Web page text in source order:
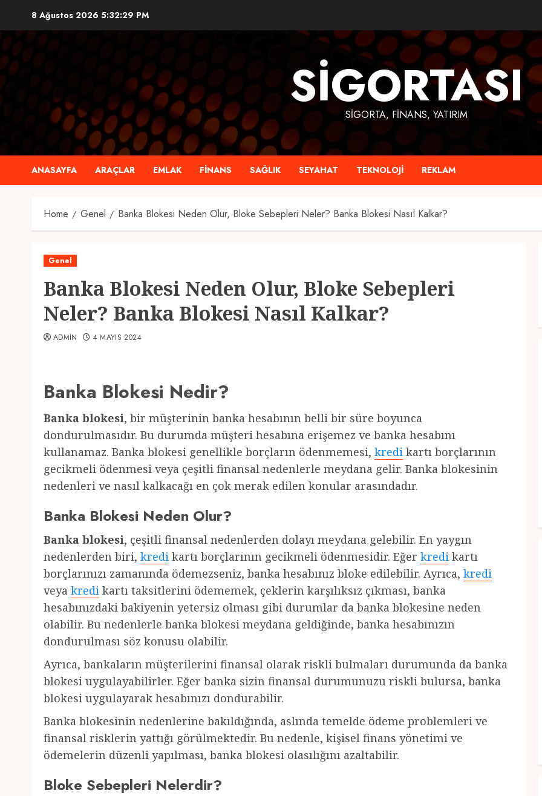
content
8 Ağustos 2026 5:32:30 PM
SIGORTASI
SIGORTA, FINANS, YATIRIM
ANASAYFA ARAÇLAR EMLAK FINANS SAĞLIK SEYAHAT TEKNOLOJI REKLAM
Home Genel Banka Blokesi Neden Olur, Bloke Sebepleri Neler? Banka Blokesi Nasıl Kalkar?
Genel
Banka Blokesi Neden Olur, Bloke Sebepleri
Neler? Banka Blokesi Nasıl Kalkar?
ADMIN 4 MAYIS 2024
Banka Blokesi Nedir?
Banka blokesi, bir müşterinin banka hesabının belli bir süre boyunca
dondurulmasıdır. Bu durumda müşteri hesabına erişemez ve banka hesabını
kullanamaz. Banka blokesi genellikle borçların ödenmemesi, kredi kartı borçlarının
gecikmeli ödenmesi veya çeşitli finansal nedenlerle meydana gelir. Banka blokesinin
nedenleri ve nasıl kalkacağı en çok merak edilen konular arasındadır.
Banka Blokesi Neden Olur?
Banka blokesi, çeşitli finansal nedenlerden dolayı meydana gelebilir. En yaygın
nedenlerden biri, kredi kartı borçlarının gecikmeli ödenmesidir. Eğer kredi kartı
borçlarınızı zamanında ödemezseniz, banka hesabınız bloke edilebilir. Ayrıca, kredi
veya kredi kartı taksitlerini ödememek, çeklerin karşılıksız çıkması, banka
hesabınızdaki bakiyenin yetersiz olması gibi durumlar da banka blokesine neden
olabilir. Bu nedenlerle banka blokesi meydana geldiğinde, banka hesabınızın
dondurulması söz konusu olabilir.
Ayrıca, bankaların müşterilerini finansal olarak riskli bulmaları durumunda da banka
blokesi uygulayabilirler. Eğer banka sizin finansal durumunuzu riskli bulursa, banka
blokesi uygulayarak hesabınızı dondurabilir.
Banka blokesinin nedenlerine bakıldığında, aslında temelde ödeme problemleri ve
finansal risklerin yattığı görülmektedir. Bu nedenle, kişisel finans yönetimi ve
ödemelerin düzenli yapılması, banka blokesi olasılığını azaltabilir.
Bloke Sebepleri Nelerdir?